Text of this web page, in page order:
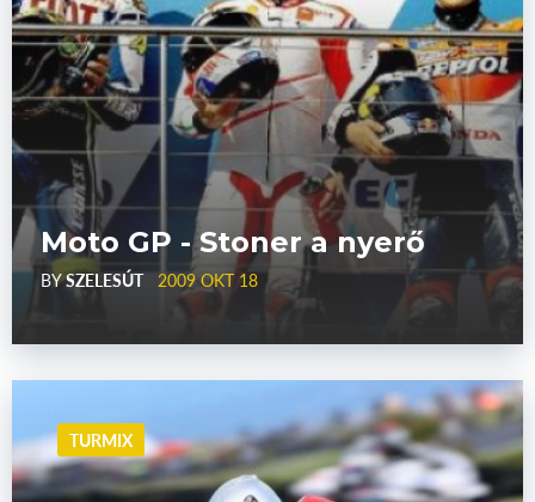
Moto GP - Stoner a nyerő
BYSZELESÚT 2009 OKT 18
TURMIX